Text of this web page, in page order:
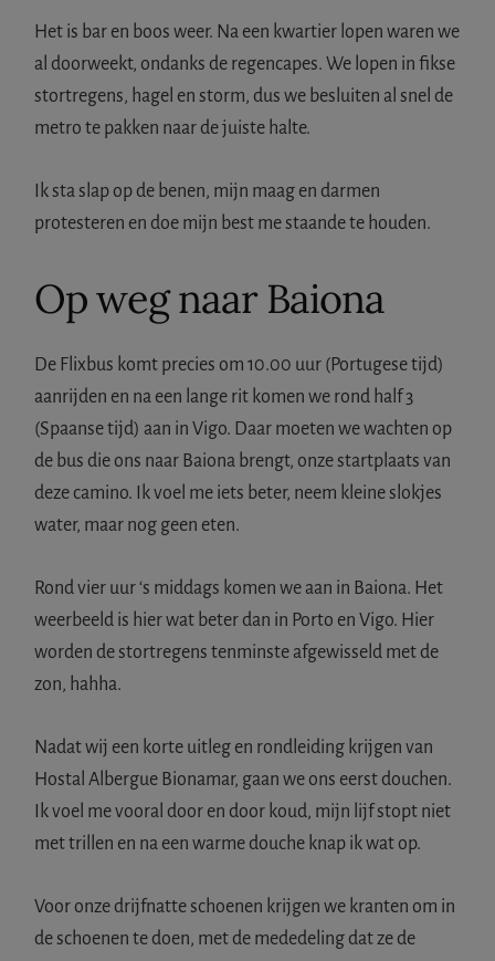
Het is bar en boos weer. Na een kwartier lopen waren we
al doorweekt, ondanks de regencapes. We lopen in fikse
stortregens, hagel en storm, dus we besluiten al snel de
metro te pakken naar de juiste halte.
Ik sta slap op de benen, mijn maag en darmen
protesteren en doe mijn best me staande te houden.
Op weg naar Baiona
De Flixbus komt precies om 10.00 uur (Portugese tijd)
aanrijden en na een lange rit komen we rond half 3
(Spaanse tijd) aan in Vigo. Daar moeten we wachten op
de bus die ons naar Baiona brengt, onze startplaats van
deze camino. Ik voel me iets beter, neem kleine slokjes
water, maar nog geen eten.
Rond vier uur ‘s middags komen we aan in Baiona. Het
weerbeeld is hier wat beter dan in Porto en Vigo. Hier
worden de stortregens tenminste afgewisseld met de
zon, hahha.
Nadat wij een korte uitleg en rondleiding krijgen van
Hostal Albergue Bionamar, gaan we ons eerst douchen.
Ik voel me vooral door en door koud, mijn lijf stopt niet
met trillen en na een warme douche knap ik wat op.
Voor onze drijfnatte schoenen krijgen we kranten om in
de schoenen te doen, met de mededeling dat ze de